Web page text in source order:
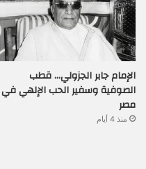
الإمام جابر الجزولي… قطب
الصوفية وسفير الحب الإلهي في
مصر
منذ 4 أيام